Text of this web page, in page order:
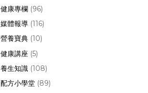
健康專欄 (96)
媒體報導 (116)
營養寶典 (10)
健康講座 (5)
養生知識 (108)
配方小學堂 (89)